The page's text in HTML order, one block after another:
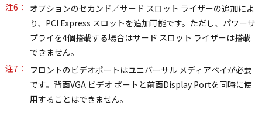
注6：
オプションのセカンド／サード スロット ライザーの追加によ
り、PCI Express スロットを追加可能です。ただし、パワーサ
プライを4個搭載する場合はサード スロット ライザーは搭載
できません。
注7：
フロントのビデオポートはユニバーサル メディアベイが必要
です。背面VGA ビデオ ポートと前面Display Portを同時に使
用することはできません。